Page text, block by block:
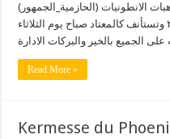
الانطونيات (الحازمية_الجمهور)
يومي الجمعة ٢١ والاثنين ٢٤ نبسان ٢٠٢٣ وتستأنف كالمعتاد صباح يوم الثلاثاء
Read More »
Kermesse du